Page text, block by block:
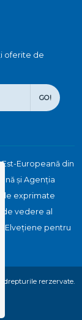
oferite de
GO!
Europeană din
și Agenția
exprimate
vedere al
Elvețiene pentru
drepturile rerzervate.